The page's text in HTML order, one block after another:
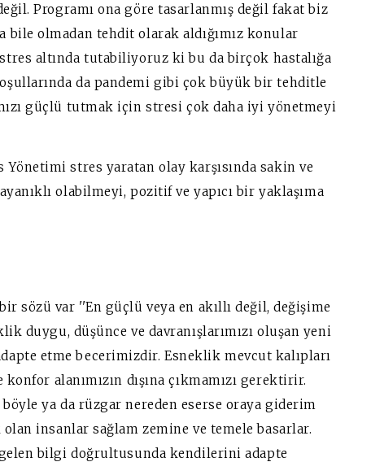
Programı ona göre tasarlanmış değil fakat biz
bile olmadan tehdit olarak aldığımız konular
altında tutabiliyoruz ki bu da birçok hastalığa
da pandemi gibi çok büyük bir tehditle
güçlü tutmak için stresi çok daha iyi yönetmeyi
Yönetimi stres yaratan olay karşısında sakin ve
olabilmeyi, pozitif ve yapıcı bir yaklaşıma
sözü var ''En güçlü veya en akıllı değil, değişime
duygu, düşünce ve davranışlarımızı oluşan yeni
etme becerimizdir. Esneklik mevcut kalıpları
alanımızın dışına çıkmamızı gerektirir.
ya da rüzgar nereden eserse oraya giderim
insanlar sağlam zemine ve temele basarlar.
bilgi doğrultusunda kendilerini adapte